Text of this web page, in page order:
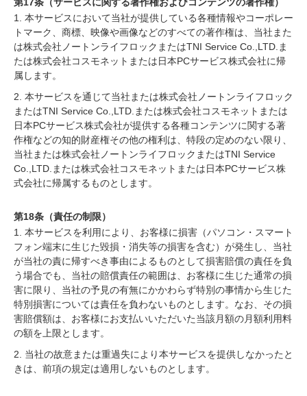
1. 本サービスにおいて当社が提供している各種情報やコーポレー
トマーク、商標、映像や画像などのすべての著作権は、当社また
は株式会社ノートンライフロックまたはTNI Service Co.,LTD.ま
たは株式会社コスモネットまたは日本PCサービス株式会社に帰
属します。
2. 本サービスを通じて当社または株式会社ノートンライフロック
またはTNI Service Co.,LTD.または株式会社コスモネットまたは
日本PCサービス株式会社が提供する各種コンテンツに関する著
作権などの知的財産権その他の権利は、特段の定めのない限り、
当社または株式会社ノートンライフロックまたはTNI Service
Co.,LTD.または株式会社コスモネットまたは日本PCサービス株
式会社に帰属するものとします。
第18条（責任の制限）
1. 本サービスを利用により、お客様に損害（パソコン・スマート
フォン端末に生じた毀損・消失等の損害を含む）が発生し、当社
が当社の責に帰すべき事由によるものとして損害賠償の責任を負
う場合でも、当社の賠償責任の範囲は、お客様に生じた通常の損
害に限り、当社の予見の有無にかかわらず特別の事情から生じた
特別損害については責任を負わないものとします。なお、その損
害賠償額は、お客様にお支払いいただいた当該月額の月額利用料
の額を上限とします。
2. 当社の故意または重過失により本サービスを提供しなかったと
きは、前項の規定は適用しないものとします。